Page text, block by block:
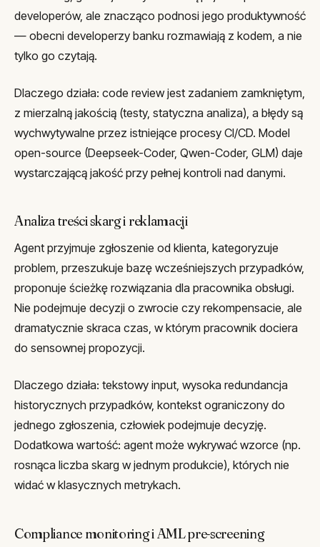
developerów, ale znacząco podnosi jego produktywność
— obecni developerzy banku rozmawiają z kodem, a nie
tylko go czytają.
Dlaczego działa: code review jest zadaniem zamkniętym,
z mierzalną jakością (testy, statyczna analiza), a błędy są
wychwytywalne przez istniejące procesy CI/CD. Model
open-source (Deepseek-Coder, Qwen-Coder, GLM) daje
wystarczającą jakość przy pełnej kontroli nad danymi.
Analiza treści skarg i reklamacji
Agent przyjmuje zgłoszenie od klienta, kategoryzuje
problem, przeszukuje bazę wcześniejszych przypadków,
proponuje ścieżkę rozwiązania dla pracownika obsługi.
Nie podejmuje decyzji o zwrocie czy rekompensacie, ale
dramatycznie skraca czas, w którym pracownik dociera
do sensownej propozycji.
Dlaczego działa: tekstowy input, wysoka redundancja
historycznych przypadków, kontekst ograniczony do
jednego zgłoszenia, człowiek podejmuje decyzję.
Dodatkowa wartość: agent może wykrywać wzorce (np.
rosnąca liczba skarg w jednym produkcie), których nie
widać w klasycznych metrykach.
Compliance monitoring i AML pre-screening